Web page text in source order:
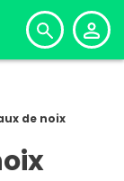
de noix